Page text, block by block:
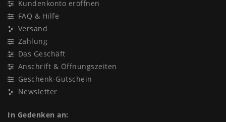
Kundenkonto eröffnen
FAQ & Hilfe
Versand
Zahlung
Das Geschäft
Anschrift & Öffnungszeiten
Geschenk-Gutschein
Newsletter
In Gedenken an: